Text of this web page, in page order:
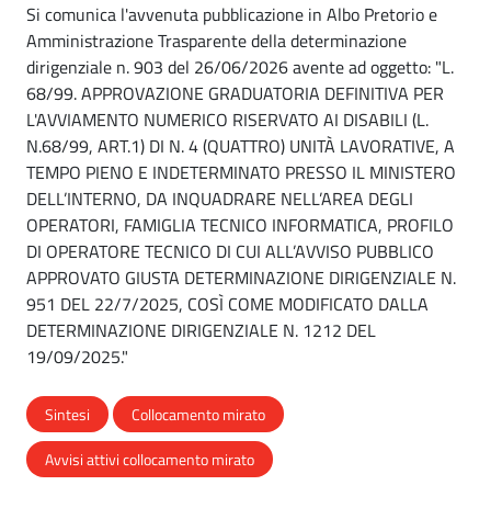
Si comunica l'avvenuta pubblicazione in Albo Pretorio e
Amministrazione Trasparente della determinazione
dirigenziale n. 903 del 26/06/2026 avente ad oggetto: "L.
68/99. APPROVAZIONE GRADUATORIA DEFINITIVA PER
L'AVVIAMENTO NUMERICO RISERVATO AI DISABILI (L.
N.68/99, ART.1) DI N. 4 (QUATTRO) UNITÀ LAVORATIVE, A
TEMPO PIENO E INDETERMINATO PRESSO IL MINISTERO
DELL’INTERNO, DA INQUADRARE NELL’AREA DEGLI
OPERATORI, FAMIGLIA TECNICO INFORMATICA, PROFILO
DI OPERATORE TECNICO DI CUI ALL’AVVISO PUBBLICO
APPROVATO GIUSTA DETERMINAZIONE DIRIGENZIALE N.
951 DEL 22/7/2025, COSÌ COME MODIFICATO DALLA
DETERMINAZIONE DIRIGENZIALE N. 1212 DEL
19/09/2025."
Sintesi
Collocamento mirato
Avvisi attivi collocamento mirato